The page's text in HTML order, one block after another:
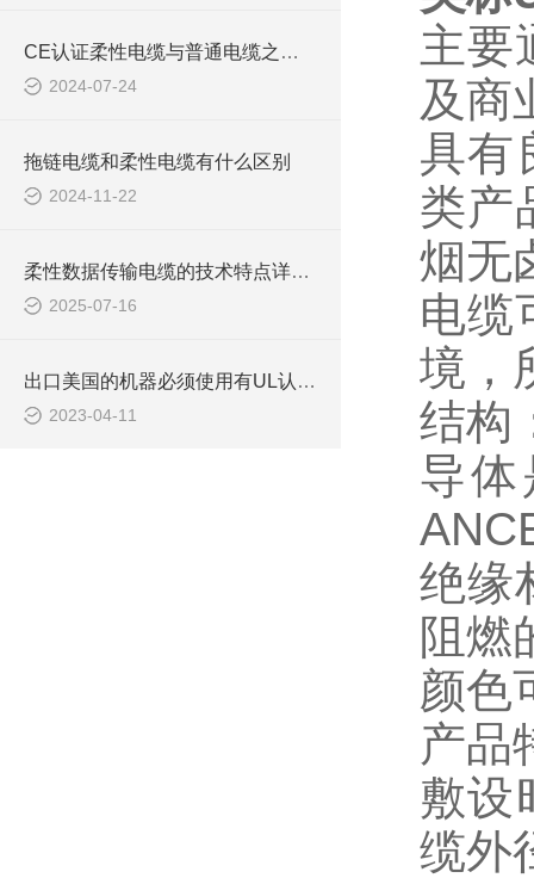
CE认证柔性电缆与普通电缆之间的区别你知道么
2024-07-24
拖链电缆和柔性电缆有什么区别
2024-11-22
柔性数据传输电缆的技术特点详细分析
2025-07-16
出口美国的机器必须使用有UL认证电缆吗
2023-04-11
主要
及商
具有
类产
烟无
电缆
境，
结构
导
绝缘
阻燃
颜色
产品
敷设
缆外